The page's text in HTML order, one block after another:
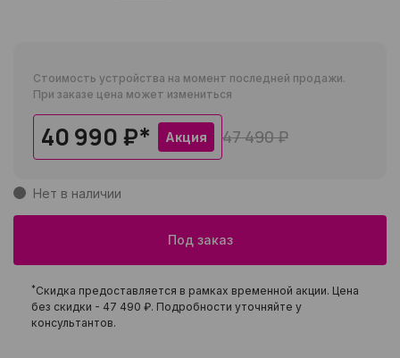
Стоимость устройства на момент последней продажи.
При заказе цена может измениться
40 990 ₽* Акция 47 490 ₽
Нет в наличии
Под заказ
*Скидка предоставляется в рамках временной акции. Цена
без скидки - 47 490 ₽. Подробности уточняйте у
консультантов.